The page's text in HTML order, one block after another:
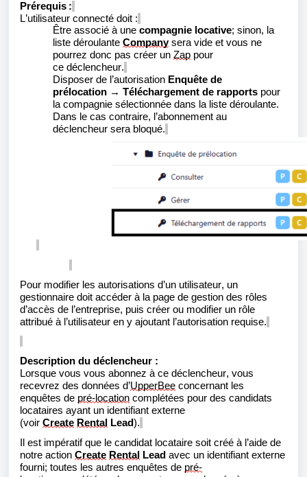
Prérequis :
L’utilisateur connecté doit :
Être associé à une compagnie locative; sinon, la
liste déroulante Company sera vide et vous ne
pourrez donc pas créer un Zap pour
ce déclencheur.
Disposer de l’autorisation Enquête de
prélocation → Téléchargement de rapports pour
la compagnie sélectionnée dans la liste déroulante.
Dans le cas contraire, l ’abonnement au
déclencheur sera bloqué.
Pour modifier les autorisations d’un utilisateur, un
gestionnaire doit accéder à la page de gestion des rôles
d’accès de l’entreprise, puis créer ou modifier un rôle
attribué à l’utilisateur en y ajoutant l’autorisation requise.
Description du déclencheur :
Lorsque vous vous abonnez à ce déclencheur, vous
recevrez des données d’UpperBee concernant les
enquêtes de pré-location complétées pour des candidats
locataires ayant un identifiant externe
(voir Create Rental Lead).
Il est impératif que le candidat locataire soit créé à l’aide de
notre action Create Rental Lead avec un identifiant externe
fourni; toutes les autres enquêtes de pré-